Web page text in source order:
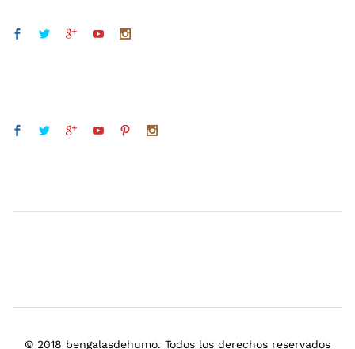
© 2018 bengalasdehumo. Todos los derechos reservados